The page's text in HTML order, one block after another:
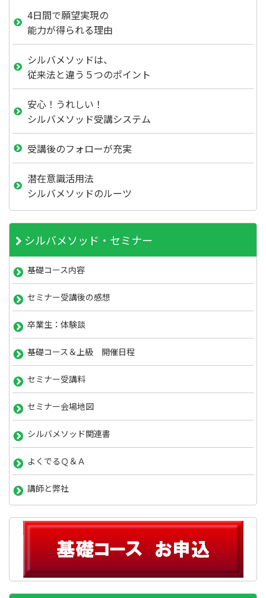
4日間で願望実現の
能力が得られる理由
シルバメソッドは、
従来法と違う５つのポイント
安心！うれしい！
シルバメソッド受講システム
受講後のフォローが充実
潜在意識活用法
シルバメソッドのルーツ
シルバメソッド・セミナー
基礎コース内容
セミナー受講後の感想
卒業生：体験談
基礎コース＆上級 開催日程
セミナー受講料
セミナー会場地図
シルバメソッド関連書
よくでるＱ＆Ａ
講師と弊社